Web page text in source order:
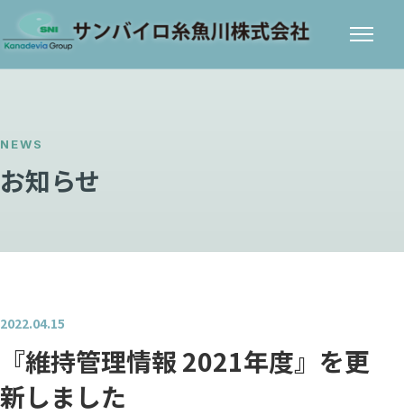
NEWS
お知らせ
2022.04.15
『維持管理情報 2021年度』を更
新しました